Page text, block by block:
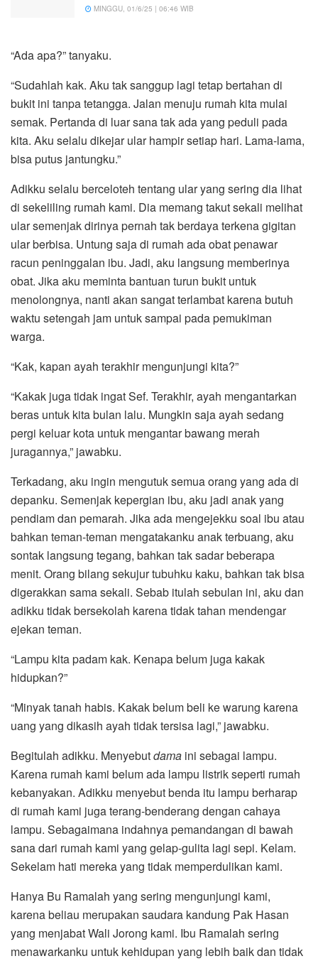
MINGGU, 01/6/25 | 06:46 WIB
“Ada apa?” tanyaku.
“Sudahlah kak. Aku tak sanggup lagi tetap bertahan di
bukit ini tanpa tetangga. Jalan menuju rumah kita mulai
semak. Pertanda di luar sana tak ada yang peduli pada
kita. Aku selalu dikejar ular hampir setiap hari. Lama-lama,
bisa putus jantungku.”
Adikku selalu berceloteh tentang ular yang sering dia lihat
di sekeliling rumah kami. Dia memang takut sekali melihat
ular semenjak dirinya pernah tak berdaya terkena gigitan
ular berbisa. Untung saja di rumah ada obat penawar
racun peninggalan ibu. Jadi, aku langsung memberinya
obat. Jika aku meminta bantuan turun bukit untuk
menolongnya, nanti akan sangat terlambat karena butuh
waktu setengah jam untuk sampai pada pemukiman
warga.
“Kak, kapan ayah terakhir mengunjungi kita?”
“Kakak juga tidak ingat Sef. Terakhir, ayah mengantarkan
beras untuk kita bulan lalu. Mungkin saja ayah sedang
pergi keluar kota untuk mengantar bawang merah
juragannya,” jawabku.
Terkadang, aku ingin mengutuk semua orang yang ada di
depanku. Semenjak kepergian ibu, aku jadi anak yang
pendiam dan pemarah. Jika ada mengejekku soal ibu atau
bahkan teman-teman mengatakanku anak terbuang, aku
sontak langsung tegang, bahkan tak sadar beberapa
menit. Orang bilang sekujur tubuhku kaku, bahkan tak bisa
digerakkan sama sekali. Sebab itulah sebulan ini, aku dan
adikku tidak bersekolah karena tidak tahan mendengar
ejekan teman.
“Lampu kita padam kak. Kenapa belum juga kakak
hidupkan?”
“Minyak tanah habis. Kakak belum beli ke warung karena
uang yang dikasih ayah tidak tersisa lagi,” jawabku.
Begitulah adikku. Menyebutdama ini sebagai lampu.
Karena rumah kami belum ada lampu listrik seperti rumah
kebanyakan. Adikku menyebut benda itu lampu berharap
di rumah kami juga terang-benderang dengan cahaya
lampu. Sebagaimana indahnya pemandangan di bawah
sana dari rumah kami yang gelap-gulita lagi sepi. Kelam.
Sekelam hati mereka yang tidak memperdulikan kami.
Hanya Bu Ramalah yang sering mengunjungi kami,
karena beliau merupakan saudara kandung Pak Hasan
yang menjabat Wali Jorong kami. Ibu Ramalah sering
menawarkanku untuk kehidupan yang lebih baik dan tidak